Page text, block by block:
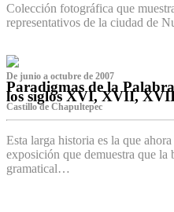
Colección fotográfica que
representativos de la ciudad de
De junio a octubre de 2007
Paradigmas de la
los siglos XVI, XVII,
Castillo de Chapultepec
Esta larga historia es la que
exposición que demuestra que la
gramatical…